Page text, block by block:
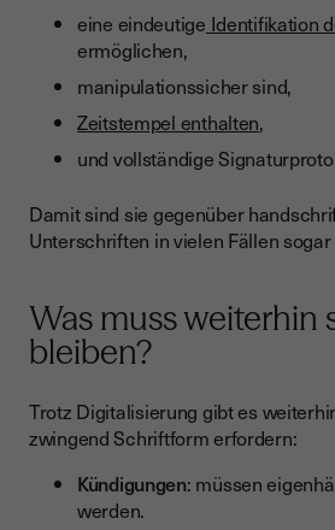
eine eindeutige Identifikation
ermöglichen,
manipulationssicher sind,
Zeitstempel enthalten,
und vollständige
Damit sind sie gegenüber
Unterschriften in vielen Fällen sogar
Was muss weiterhin
bleiben?
Trotz Digitalisierung gibt es
zwingend Schriftform erfordern:
Kündigungen: müssen
werden.